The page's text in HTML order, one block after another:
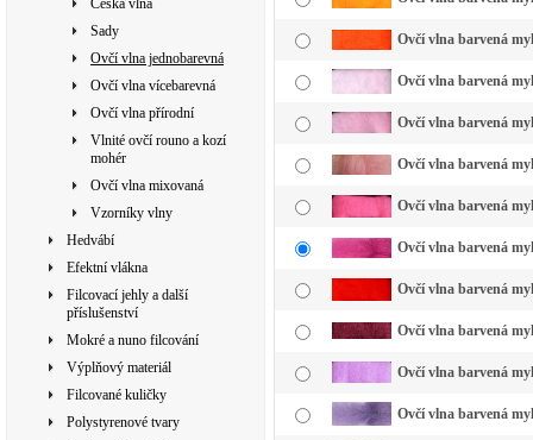
Česká vlna
Sady
Ovčí vlna jednobarevná
Ovčí vlna vícebarevná
Ovčí vlna přírodní
Vlnité ovčí rouno a kozí
mohér
Ovčí vlna mixovaná
Vzorníky vlny
Hedvábí
Efektní vlákna
Filcovací jehly a další
příslušenství
Mokré a nuno filcování
Výplňový materiál
Filcované kuličky
Polystyrenové tvary
Ovčí vlna barvená
Ovčí vlna barvená
Ovčí vlna barvená
Ovčí vlna barvená
Ovčí vlna barvená
Ovčí vlna barvená
Ovčí vlna barvená
Ovčí vlna barvená
Ovčí vlna barvená
Ovčí vlna barvená